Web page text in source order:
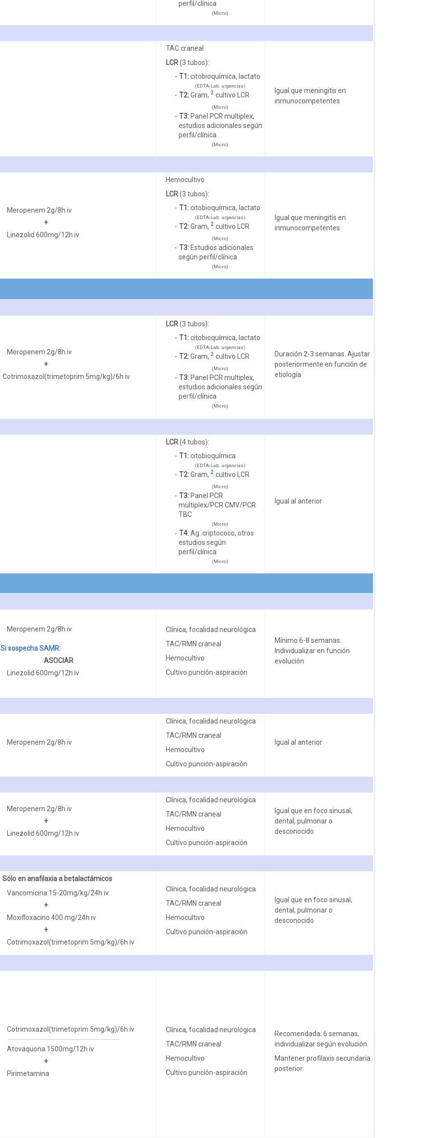
perfil/clínica
(Micro)
TAC craneal
LCR(3 tubos):
T1:citobioquímica, lactato
(EDTA-Lab. urgencias)
T2:Gram, 2 cultivo LCR
(Micro)
T3:Panel PCR multiplex,
estudios adicionales según
perfil/clínica
(Micro)
Igual que meningitis en
inmunocompetentes
Meropenem 2g/8h iv
+
Linezolid 600mg/12h iv
Hemocultivo
LCR(3 tubos):
T1:citobioquímica, lactato
(EDTA-Lab. urgencias)
T2:Gram, 2 cultivo LCR
(Micro)
T3:Estudios adicionales
según perfil/clínica
(Micro)
Igual que meningitis en
inmunocompetentes
Meropenem 2g/8h iv
+
Cotrimoxazol(trimetoprim 5mg/kg)/6h iv
LCR(3 tubos):
T1:citobioquímica, lactato
(EDTA-Lab. urgencias)
T2:Gram, 2 cultivo LCR
(Micro)
T3:Panel PCR multiplex,
estudios adicionales según
perfil/clínica
(Micro)
Duración 2-3 semanas. Ajustar
posteriormente en función de
etiología
LCR(4 tubos):
T1:citobioquímica
(EDTA-Lab. urgencias)
T2:Gram, 2 cultivo LCR
(Micro)
T3:Panel PCR
multiplex/PCR CMV/PCR
TBC
(Micro)
T4:Ag. criptococo, otros
estudios según
perfil/clínica
(Micro)
Igual al anterior
Meropenem 2g/8h iv
Si sospecha SAMR:
ASOCIAR
Linezolid 600mg/12h iv
Clínica, focalidad neurológica
TAC/RMN craneal
Hemocultivo
Cultivo punción-aspiración
Mínimo 6-8 semanas.
Individualizar en función
evolución
Meropenem 2g/8h iv
Clínica, focalidad neurológica
TAC/RMN craneal
Hemocultivo
Cultivo punción-aspiración
Igual al anterior
Meropenem 2g/8h iv
+
Linezolid 600mg/12h iv
Clínica, focalidad neurológica
TAC/RMN craneal
Hemocultivo
Cultivo punción-aspiración
Igual que en foco sinusal,
dental, pulmonar o
desconocido
Sólo en anafilaxia a betalactámicos
Vancomicina 15-20mg/kg/24h iv
+
Moxifloxacino 400 mg/24h iv
+
Cotrimoxazol(trimetoprim 5mg/kg)/6h iv
Clínica, focalidad neurológica
TAC/RMN craneal
Hemocultivo
Cultivo punción-aspiración
Igual que en foco sinusal,
dental, pulmonar o
desconocido
Cotrimoxazol(trimetoprim 5mg/kg)/6h iv
Atovaquona 1500mg/12h iv
+
Pirimetamina
Clínica, focalidad neurológica
TAC/RMN craneal
Hemocultivo
Cultivo punción-aspiración
Recomendada: 6 semanas,
individualizar según evolución.
Mantener profilaxis secundaria
posterior.